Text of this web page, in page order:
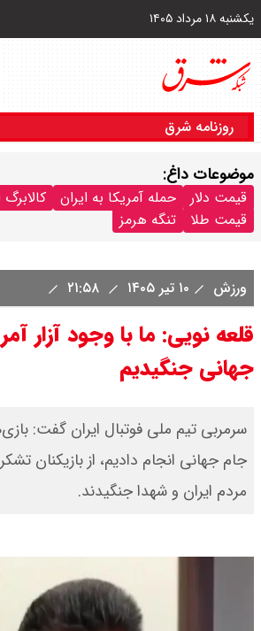
یکشنبه ۱۸ مرداد ۱۴۰۵
روزنامه شرق
موضوعات داغ:
قیمت دلار حمله آمریکا به ایران
قیمت طلا
تنگه هرمز
ورزش ۱۰ تیر ۱۴۰۵
قلعه نویی: ما با وجود آزار
جهانی جنگیدیم
سرمربی تیم ملی فوتبال ایران گفت:
جام جهانی انجام دادیم، از بازیکنان
مردم ایران و شهدا جنگیدند.